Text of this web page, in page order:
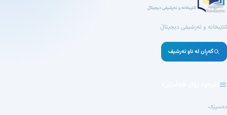
کتێبخانە و ئەرشیفی دیجیتاڵ
کتێبخانە و ئەرشیفی دیجیتاڵ
گەڕان لە ناو ئەرشیف
دەسپێک